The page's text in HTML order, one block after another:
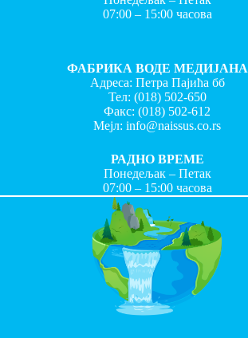
07:00 – 15:00 часова
ФАБРИКА ВОДЕ МЕДИЈАНА
Адреса: Петра Пајића бб
Тел: (018) 502-650
Факс:(018) 502-612
Мејл:info@naissus.co.rs
РАДНО ВРЕМЕ
Понедељак – Петак
07:00 – 15:00 часова